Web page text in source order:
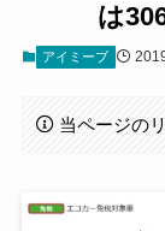
は
アイミーブ
当ページの